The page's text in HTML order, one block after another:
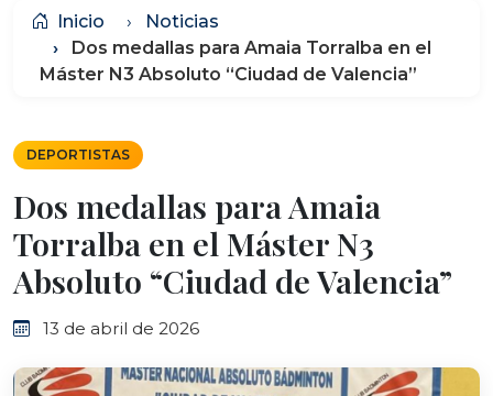
Inicio
Noticias
Dos medallas para Amaia Torralba en el
Máster N3 Absoluto “Ciudad de Valencia”
DEPORTISTAS
Dos medallas para Amaia
Torralba en el Máster N3
Absoluto “Ciudad de Valencia”
13 de abril de 2026